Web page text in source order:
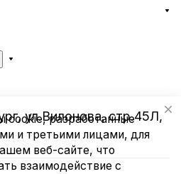
ул.Вилонова, стр.45Л,
cookie, разработанные
и третьими лицами, для
веб-сайте, что
взаимодействие с